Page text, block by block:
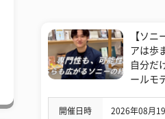
【ソニ
アは歩
自分だ
ールモ
開催日時 2026年08月